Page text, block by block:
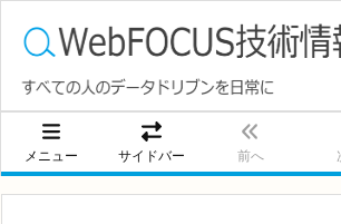
メニュー サイドバー 前へ